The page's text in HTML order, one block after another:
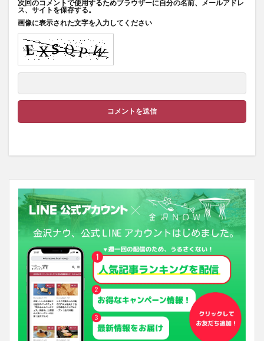
次回のコメントで使用するためブラウザーに自分の名前、メールアドレ
ス、サイトを保存する。
画像に表示された文字を入力してください